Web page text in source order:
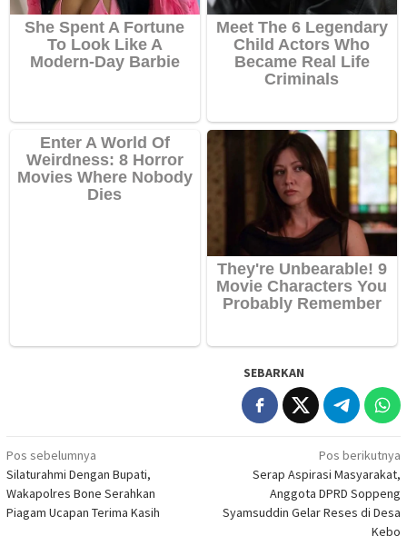
SEBARKAN
Navigasi
pos
Pos sebelumnya
Silaturahmi Dengan Bupati,
Wakapolres Bone Serahkan
Piagam Ucapan Terima Kasih
Pos berikutnya
Serap Aspirasi Masyarakat,
Anggota DPRD Soppeng
Syamsuddin Gelar Reses di Desa
Kebo